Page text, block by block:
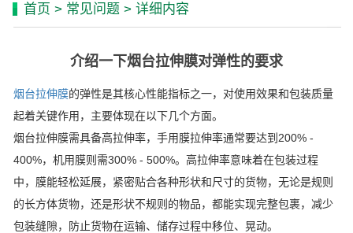
首页 > 常见问题 > 详细内容
介绍一下烟台拉伸膜对弹性的要求
烟台拉伸膜的弹性是其核心性能指标之一，对使用效果和包装质量
起着关键作用，主要体现在以下几个方面。
烟台拉伸膜需具备高拉伸率，手用膜拉伸率通常要达到200% -
400%，机用膜则需300% - 500%。高拉伸率意味着在包装过程
中，膜能轻松延展，紧密贴合各种形状和尺寸的货物，无论是规则
的长方体货物，还是形状不规则的物品，都能实现完整包裹，减少
包装缝隙，防止货物在运输、储存过程中移位、晃动。